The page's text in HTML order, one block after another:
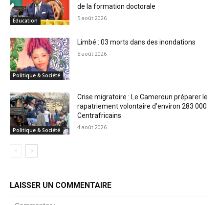
Éducation
de la formation doctorale
5 août 2026
Politique & Société
Limbé : 03 morts dans des inondations
5 août 2026
Politique & Société
Crise migratoire : Le Cameroun préparer le
rapatriement volontaire d’environ 283 000
Centrafricains
4 août 2026
LAISSER UN COMMENTAIRE